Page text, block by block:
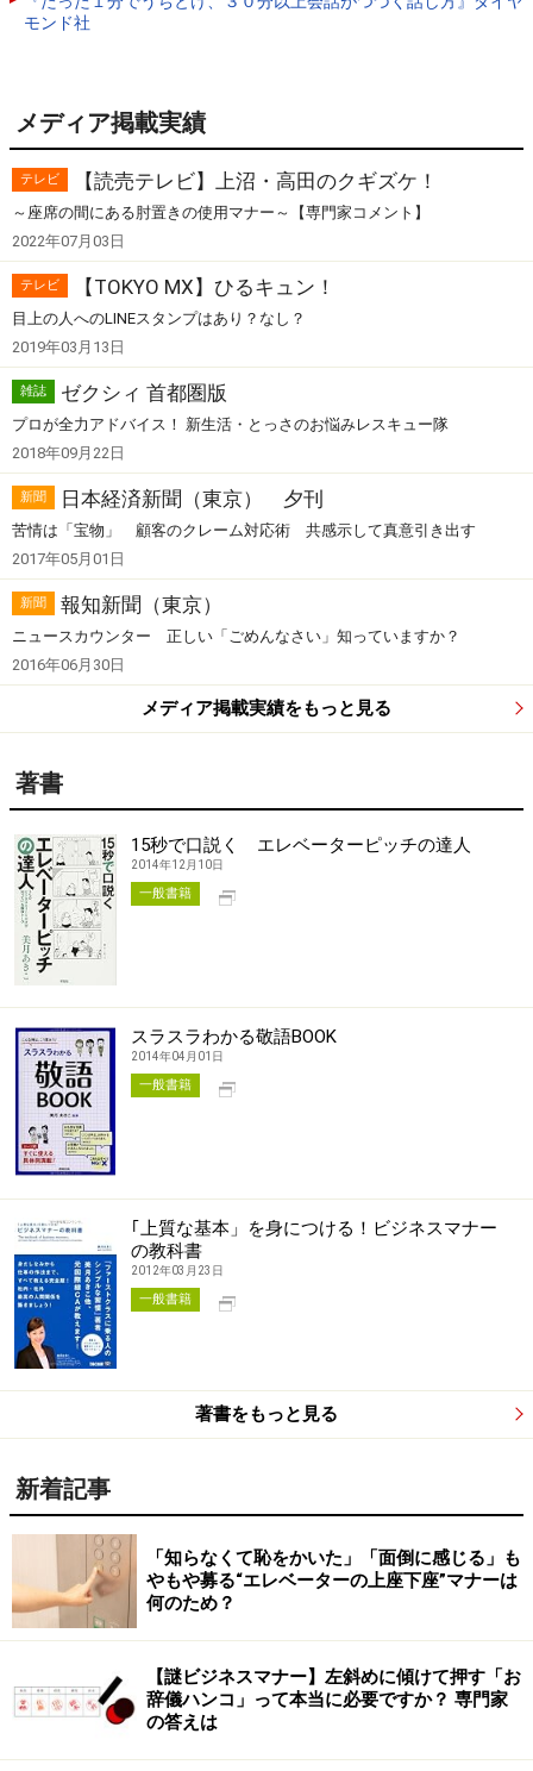
モンド社
メディア掲載実績
テレビ 【読売テレビ】上沼・高田のクギズケ！
～座席の間にある肘置きの使用マナー～【専門家コメント】
2022年07月03日
テレビ 【TOKYO MX】ひるキュン！
目上の人へのLINEスタンプはあり？なし？
2019年03月13日
雑誌 ゼクシィ 首都圏版
プロが全力アドバイス！ 新生活・とっさのお悩みレスキュー隊
2018年09月22日
新聞 日本経済新聞（東京） 夕刊
苦情は「宝物」 顧客のクレーム対応術 共感示して真意引き出す
2017年05月01日
新聞 報知新聞（東京）
ニュースカウンター 正しい「ごめんなさい」知っていますか？
2016年06月30日
メディア掲載実績をもっと見る
著書
15秒で口説く エレベーターピッチの達人
2014年12月10日
一般書籍
スラスラわかる敬語BOOK
2014年04月01日
一般書籍
｢上質な基本」を身につける！ビジネスマナー
の教科書
2012年03月23日
一般書籍
著書をもっと見る
新着記事
「知らなくて恥をかいた」「面倒に感じる」も
やもや募る“エレベーターの上座下座”マナーは
何のため？
【謎ビジネスマナー】左斜めに傾けて押す「お
辞儀ハンコ」って本当に必要ですか？ 専門家
の答えは